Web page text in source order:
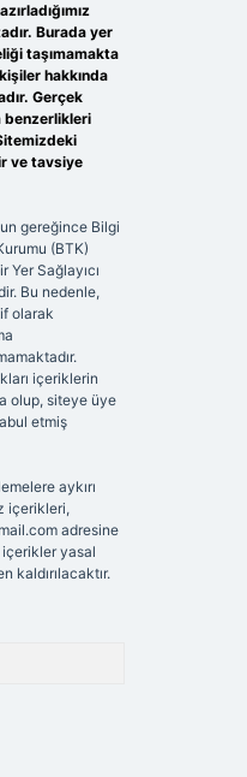
Burada yer
taşımamakta
hakkında
Gerçek
benzerlikleri
ve tavsiye
gereğince Bilgi
(BTK)
Yer Sağlayıcı
Bu nedenle,
olarak
içeriklerin
olup, siteye üye
etmiş
aykırı
içerikleri,
adresine
yasal
kaldırılacaktır.